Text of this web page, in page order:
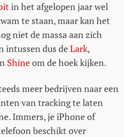
in het afgelopen jaar wel
te staan, maar kan het
niet de massa aan zich
intussen dus deLark,
Shineom de hoek kijken.
meer bedrijven naar een
van tracking te laten
Immers, je iPhone of
beschikt over